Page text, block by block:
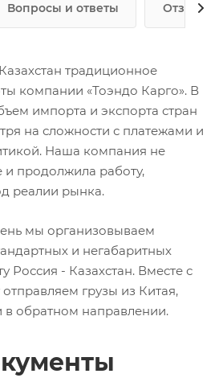
Вопросы и ответы Отзывы
традиционное
компании «Тоэндо Карго». В
импорта и экспорта стран
на сложности с платежами и
Наша компания не
и продолжила работу,
реалии рынка.
мы организовываем
и негабаритных
Россия - Казахстан. Вместе с
грузы из Китая,
обратном направлении.